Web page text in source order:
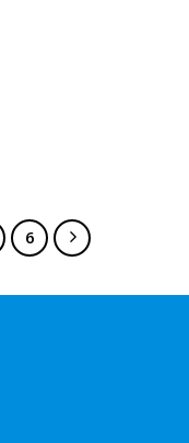
6